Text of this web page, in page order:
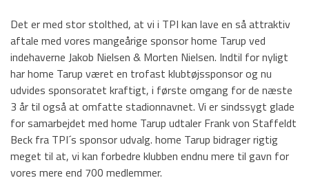
Fodbold Drenge 2005
Fodbold Drenge 2006
Fodbold Drenge 2007
Fodbold Drenge 2008
Fodbold Drenge 2009
Fodbold Drenge 2010
Det er med stor stolthed, at vi i TPI kan lave en så attraktiv
aftale med vores mangeårige sponsor home Tarup ved
indehaverne Jakob Nielsen & Morten Nielsen. Indtil for nyligt
har home Tarup været en trofast klubtøjssponsor og nu
udvides sponsoratet kraftigt, i første omgang for de næste
3 år til også at omfatte stadionnavnet. Vi er sindssygt glade
for samarbejdet med home Tarup udtaler Frank von Staffeldt
Beck fra TPI´s sponsor udvalg. home Tarup bidrager rigtig
meget til at, vi kan forbedre klubben endnu mere til gavn for
vores mere end 700 medlemmer.